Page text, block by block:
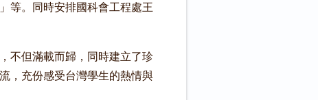
等。同時安排國科會工程處王
不但滿載而歸，同時建立了珍
，充份感受台灣學生的熱情與